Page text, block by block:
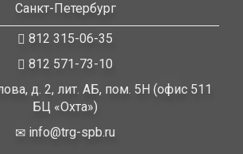
Санкт-Петербург
812 315-06-35
812 571-73-10
д. 2, лит. АБ, пом. 5Н (офис 511
БЦ «Охта»)
info@trg-spb.ru